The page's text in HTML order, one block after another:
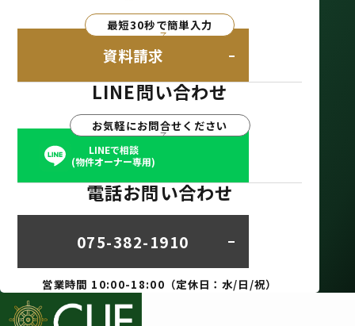
最短30秒で簡単入力
資料請求
LINE問い合わせ
お気軽にお問合せください
LINEで相談
(物件オーナー専用)
電話お問い合わせ
075-382-1910
営業時間 10:00-18:00（定休日：水/日/祝）